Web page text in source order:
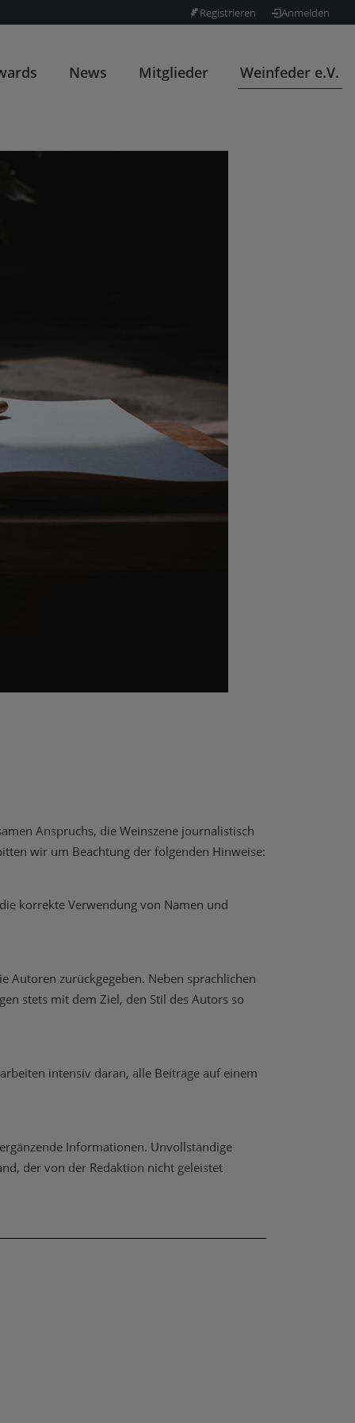
Registrieren Anmelden
News Mitglieder Weinfeder e.V.
Anspruchs, die Weinszene journalistisch
wir um Beachtung der folgenden Hinweise:
korrekte Verwendung von Namen und
Autoren zurückgegeben. Neben sprachlichen
stets mit dem Ziel, den Stil des Autors so
intensiv daran, alle Beiträge auf einem
Informationen. Unvollständige
der von der Redaktion nicht geleistet